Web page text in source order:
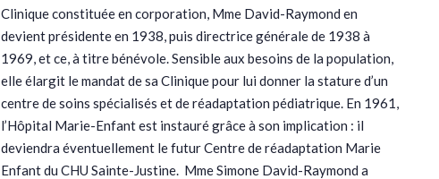
Clinique constituée en corporation, Mme David-Raymond en
devient présidente en 1938, puis directrice générale de 1938 à
1969, et ce, à titre bénévole. Sensible aux besoins de la population,
elle élargit le mandat de sa Clinique pour lui donner la stature d’un
centre de soins spécialisés et de réadaptation pédiatrique. En 1961,
l’Hôpital Marie-Enfant est instauré grâce à son implication : il
deviendra éventuellement le futur Centre de réadaptation Marie
Enfant du CHU Sainte-Justine. Mme Simone David-Raymond a